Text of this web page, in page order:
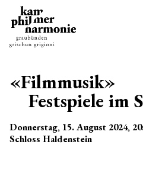
«Filmmusik»
Festspiele im
Donnerstag, 15. August 2024,
Schloss Haldenstein